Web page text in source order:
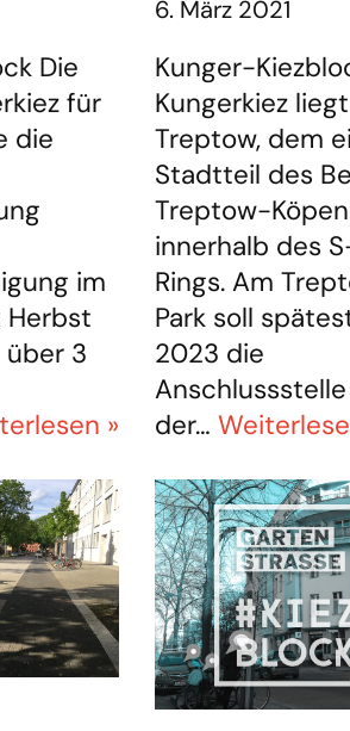
Die
für
die
im
Herbst
3
»
6. März 2021
Kunger-
Kungerkiez
Treptow, dem
Stadtteil des
Treptow-
innerhalb des
Rings. Am
Park soll
2023 die
Anschlussstelle
der…